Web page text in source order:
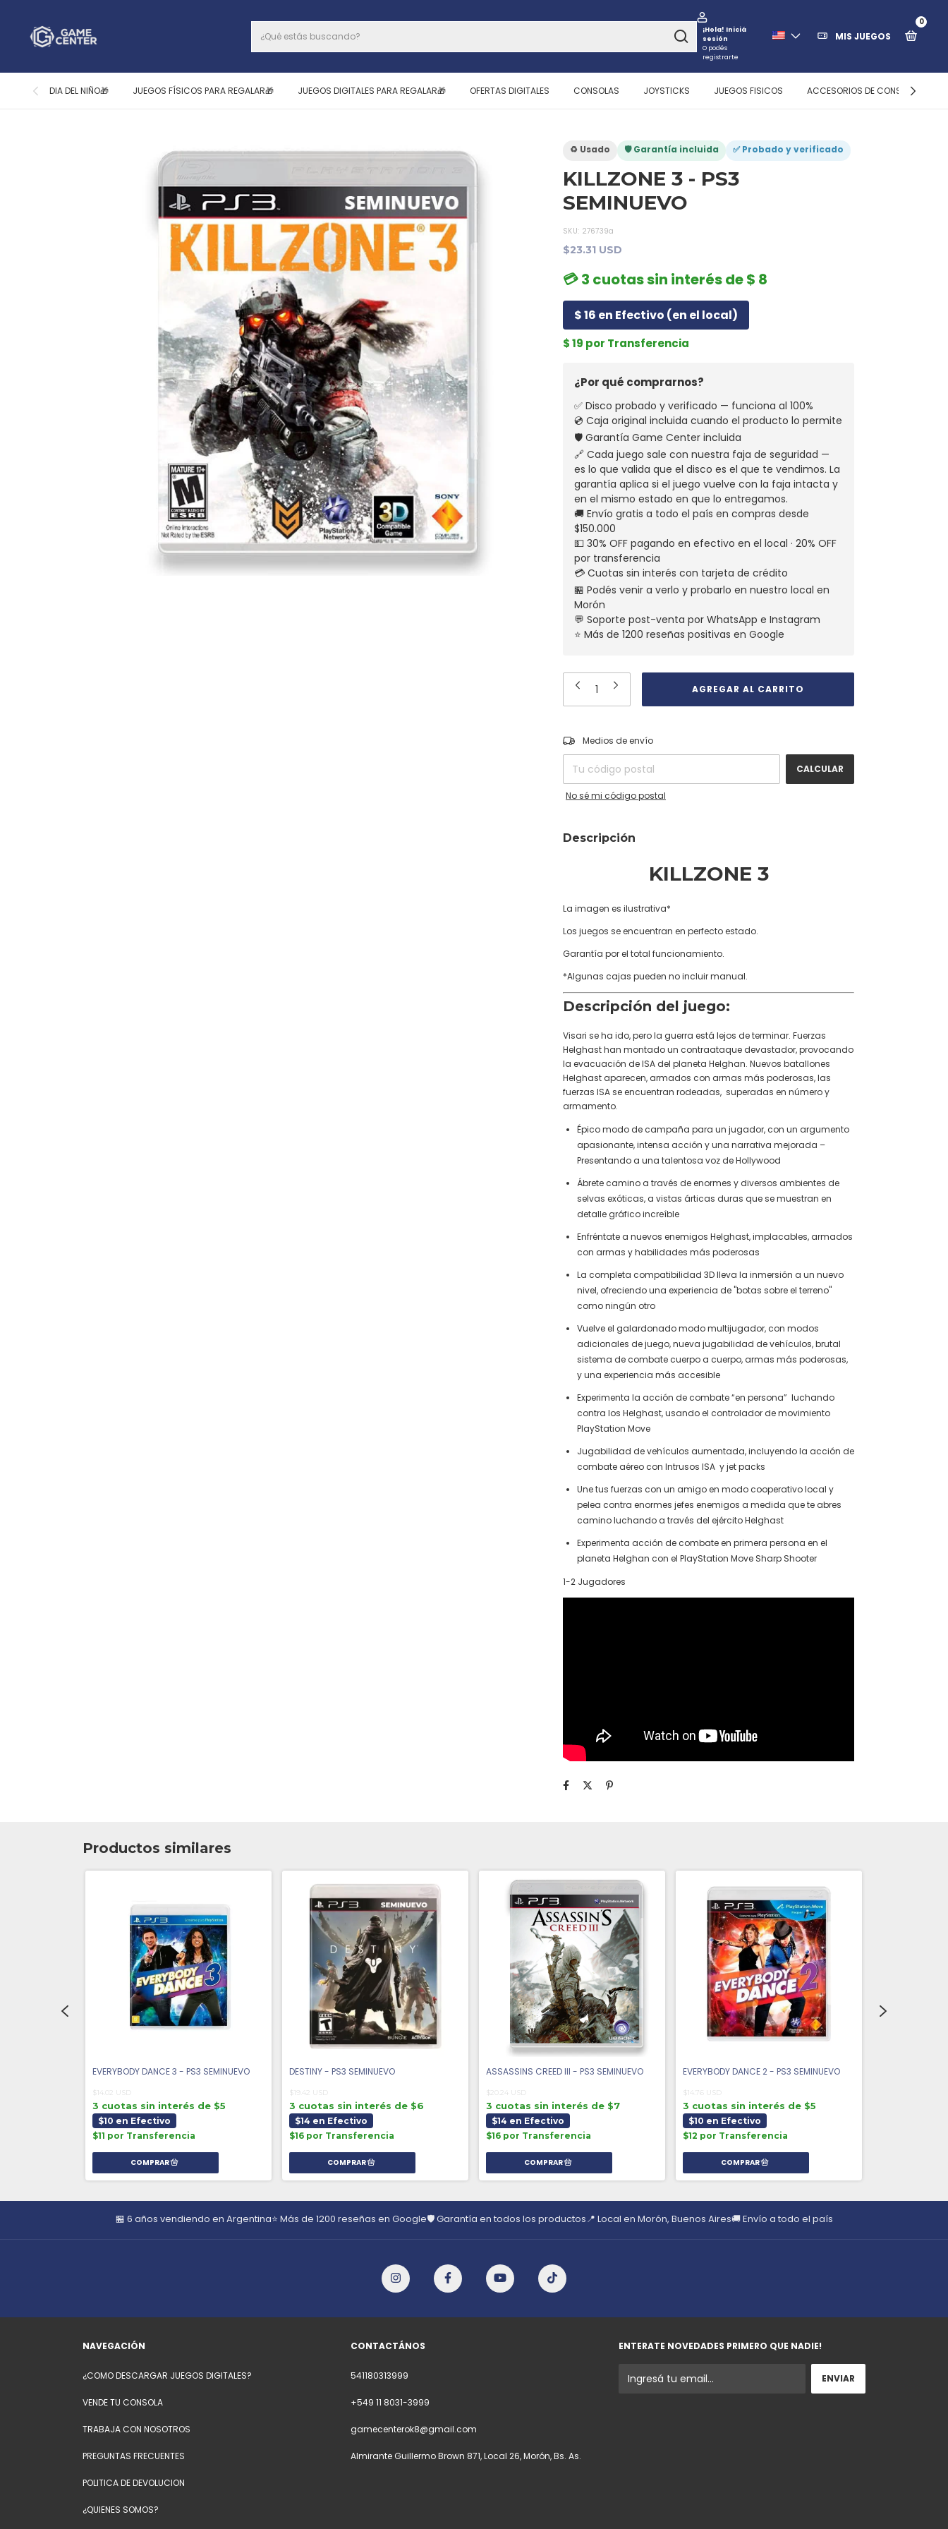
¡Hola! Iniciá
sesión
O podés
registrarte
MIS JUEGOS
0
DIA DEL NIÑO🎁 JUEGOS FÍSICOS PARA REGALAR🎁 JUEGOS DIGITALES PARA REGALAR🎁 OFERTAS DIGITALES CONSOLAS JOYSTICKS JUEGOS FISICOS ACCESORIOS DE CONSOLAS
♻️ Usado 🛡️ Garantía incluida ✅ Probado y verificado
KILLZONE 3 - PS3
SEMINUEVO
SKU: 276739a
$23.31 USD
💳 3 cuotas sin interés de $ 8
$ 16 en Efectivo (en el local)
$ 19 por Transferencia
¿Por qué comprarnos?
✅ Disco probado y verificado — funciona al 100%
💿 Caja original incluida cuando el producto lo permite
🛡️ Garantía Game Center incluida
🔗 Cada juego sale con nuestra faja de seguridad —
es lo que valida que el disco es el que te vendimos. La
garantía aplica si el juego vuelve con la faja intacta y
en el mismo estado en que lo entregamos.
🚚 Envío gratis a todo el país en compras desde
$150.000
💵 30% OFF pagando en efectivo en el local · 20% OFF
por transferencia
💳 Cuotas sin interés con tarjeta de crédito
🏪 Podés venir a verlo y probarlo en nuestro local en
Morón
💬 Soporte post-venta por WhatsApp e Instagram
⭐ Más de 1200 reseñas positivas en Google
Entregas para el CP:
Medios de envío
CALCULAR
No sé mi código postal
Descripción
KILLZONE 3
La imagen es ilustrativa*
Los juegos se encuentran en perfecto estado.
Garantía por el total funcionamiento.
*Algunas cajas pueden no incluir manual.
Descripción del juego:
Visari se ha ido, pero la guerra está lejos de terminar. Fuerzas
Helghast han montado un contraataque devastador, provocando
la evacuación de ISA del planeta Helghan. Nuevos batallones
Helghast aparecen, armados con armas más poderosas, las
fuerzas ISA se encuentran rodeadas, superadas en número y
armamento.
Épico modo de campaña para un jugador, con un argumento
apasionante, intensa acción y una narrativa mejorada –
Presentando a una talentosa voz de Hollywood
Ábrete camino a través de enormes y diversos ambientes de
selvas exóticas, a vistas árticas duras que se muestran en
detalle gráfico increíble
Enfréntate a nuevos enemigos Helghast, implacables, armados
con armas y habilidades más poderosas
La completa compatibilidad 3D lleva la inmersión a un nuevo
nivel, ofreciendo una experiencia de "botas sobre el terreno"
como ningún otro
Vuelve el galardonado modo multijugador, con modos
adicionales de juego, nueva jugabilidad de vehículos, brutal
sistema de combate cuerpo a cuerpo, armas más poderosas,
y una experiencia más accesible
Experimenta la acción de combate “en persona” luchando
contra los Helghast, usando el controlador de movimiento
PlayStation Move
Jugabilidad de vehículos aumentada, incluyendo la acción de
combate aéreo con Intrusos ISA y jet packs
Une tus fuerzas con un amigo en modo cooperativo local y
pelea contra enormes jefes enemigos a medida que te abres
camino luchando a través del ejército Helghast
Experimenta acción de combate en primera persona en el
planeta Helghan con el PlayStation Move Sharp Shooter
1-2 Jugadores
Productos similares
EVERYBODY DANCE 3 - PS3 SEMINUEVO
$14.02 USD
3 cuotas sin interés de $5
$10 en Efectivo
$11 por Transferencia
DESTINY - PS3 SEMINUEVO
$19.42 USD
3 cuotas sin interés de $6
$14 en Efectivo
$16 por Transferencia
ASSASSINS CREED III - PS3 SEMINUEVO
$20.24 USD
3 cuotas sin interés de $7
$14 en Efectivo
$16 por Transferencia
EVERYBODY DANCE 2 - PS3 SEMINUEVO
$14.76 USD
3 cuotas sin interés de $5
$10 en Efectivo
$12 por Transferencia
🏪 6 años vendiendo en Argentina⭐ Más de 1200 reseñas en Google🛡️ Garantía en todos los productos📍 Local en Morón, Buenos Aires🚚 Envío a todo el país
NAVEGACIÓN
¿COMO DESCARGAR JUEGOS DIGITALES?
VENDE TU CONSOLA
TRABAJA CON NOSOTROS
PREGUNTAS FRECUENTES
POLITICA DE DEVOLUCION
¿QUIENES SOMOS?
CONTACTÁNOS
541180313999
+549 11 8031-3999
gamecenterok8@gmail.com
Almirante Guillermo Brown 871, Local 26, Morón, Bs. As.
ENTERATE NOVEDADES PRIMERO QUE NADIE!